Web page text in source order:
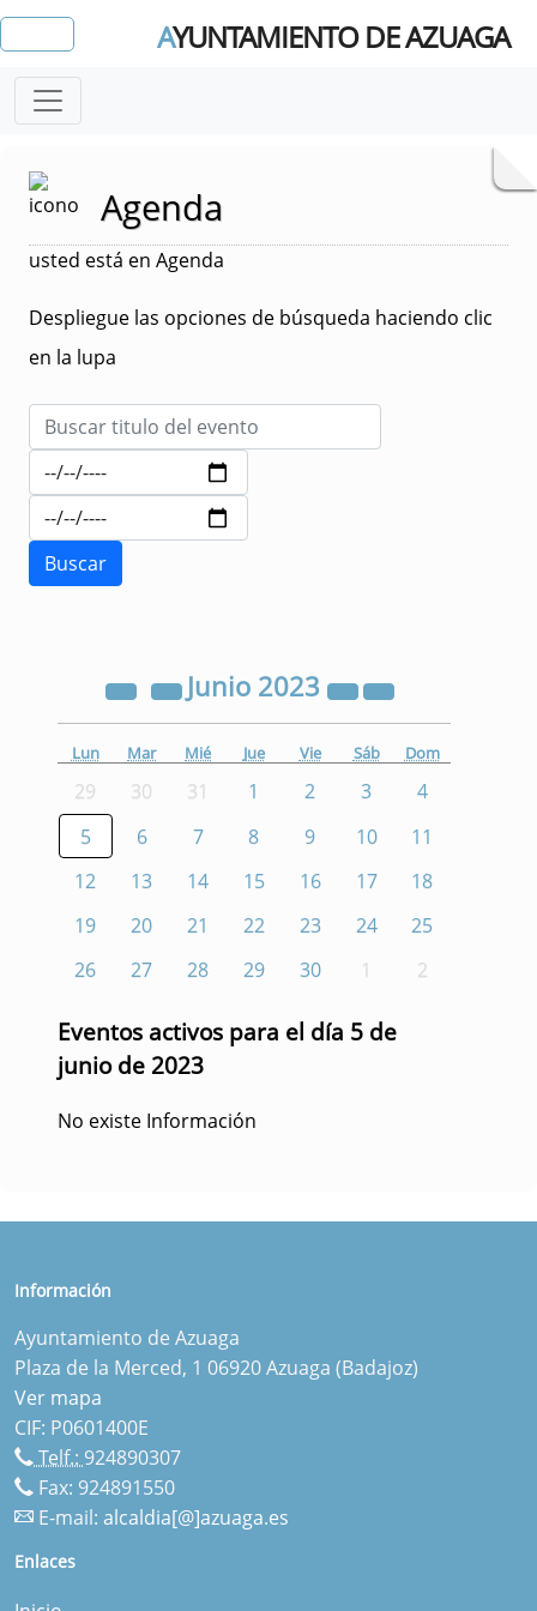
AYUNTAMIENTO DE AZUAGA
Agenda
usted está en Agenda
Despliegue las opciones de búsqueda haciendo clic
en la lupa
Junio 2023
Lun Mar Mié Jue Vie Sáb Dom
29 30 31 1 2 3
4
5
6 7 8 9 10
11
12
13 14 15 16 17
18
19
20 21 22 23 24
25
26
27 28 29 30 1 2
Eventos activos para el día 5 de
junio de 2023
No existe Información
Información
Ayuntamiento de Azuaga
Plaza de la Merced, 1 06920 Azuaga (Badajoz)
Ver mapa
CIF: P0601400E
Telf.: 924890307
Fax: 924891550
E-mail: alcaldia[@]azuaga.es
Enlaces